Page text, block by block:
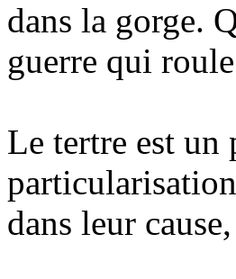
dans la gorge.
guerre qui
Le tertre est un
dans leur